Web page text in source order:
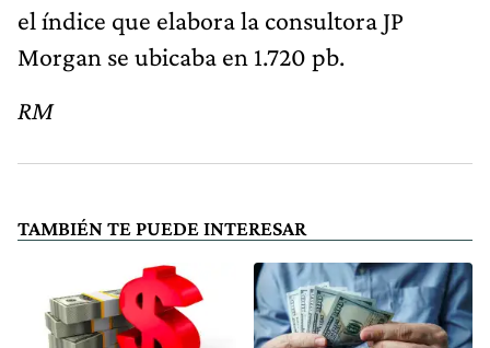
el índice que elabora la consultora JP
Morgan se ubicaba en 1.720 pb.
RM
TAMBIÉN TE PUEDE INTERESAR